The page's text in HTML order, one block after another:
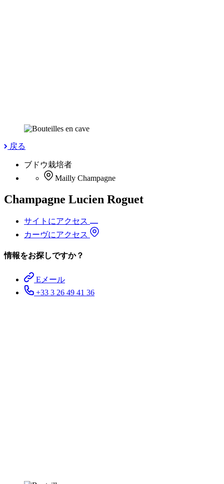
戻る
ブドウ栽培者
Mailly Champagne
Champagne Lucien Roguet
サイトにアクセス
カーヴにアクセス
情報をお探しですか？
Eメール
+33 3 26 49 41 36